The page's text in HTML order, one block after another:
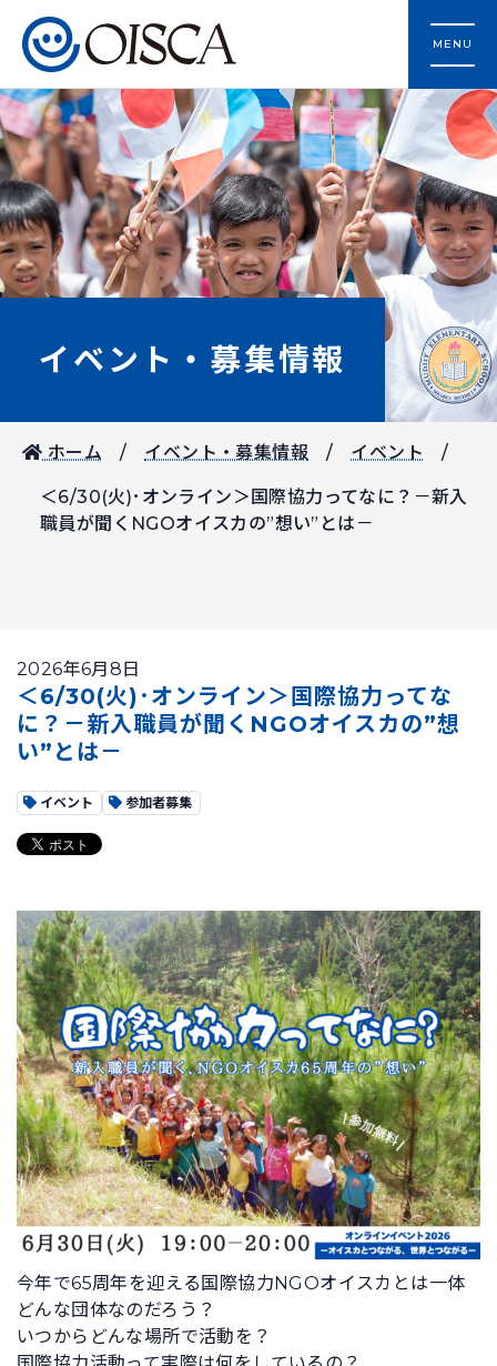
MENU
イベント・募集情報
ホーム イベント・募集情報 イベント
＜6/30(火)･オンライン＞国際協力ってなに？－新入
職員が聞くNGOオイスカの”想い”とは－
2026年6月8日
＜6/30(火)･オンライン＞国際協力ってな
に？－新入職員が聞くNGOオイスカの”想
い”とは－
イベント 参加者募集
今年で65周年を迎える国際協力NGOオイスカとは一体
どんな団体なのだろう？
いつからどんな場所で活動を？